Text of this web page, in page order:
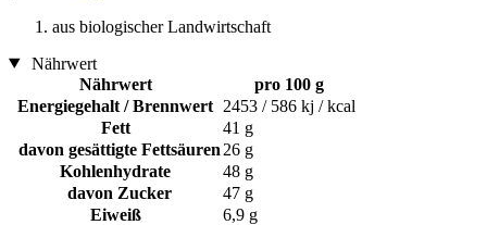
aus biologischer Landwirtschaft
Nährwert
Nährwert
pro 100 g
Energiegehalt / Brennwert 2453 / 586 kj / kcal
Fett
41 g
davon gesättigte Fettsäuren 26 g
Kohlenhydrate
48 g
davon Zucker
47 g
Eiweiß
6,9 g